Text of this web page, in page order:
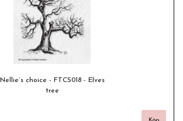
Nellie´s choice - FTCS018 - Elves
tree